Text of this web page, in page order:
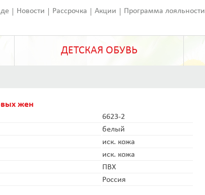
Новости Рассрочка Акции Программа лояльности
ДЕТСКАЯ ОБУВЬ
жен
6623-2
белый
иск. кожа
иск. кожа
ПВХ
Россия